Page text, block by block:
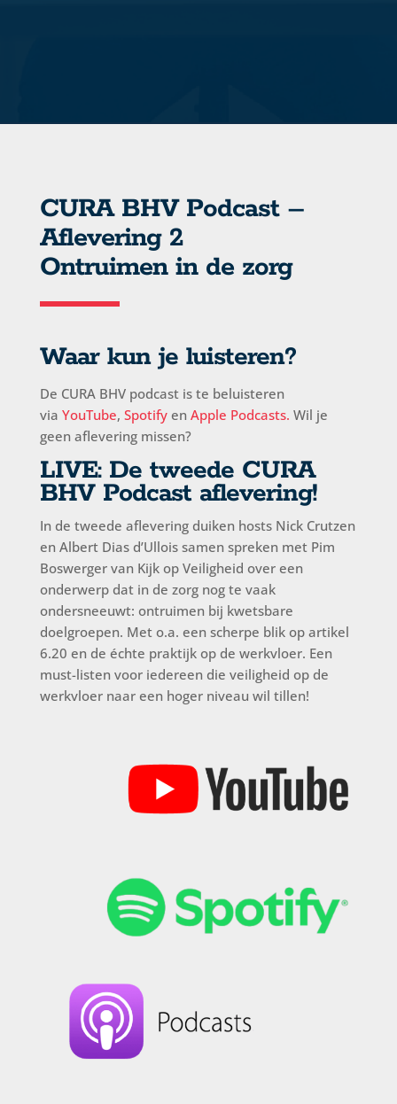
CURA BHV Podcast –
Aflevering 2
Ontruimen in de zorg
Waar kun je luisteren?
De CURA BHV podcastis te beluisteren
via YouTube, Spotifyen Apple Podcasts. Wil je
geen aflevering missen?
LIVE: De tweede CURA
BHV Podcast aflevering!
In de tweede aflevering duiken hosts Nick Crutzen
en Albert Dias d’Ullois samen spreken met Pim
Boswerger van Kijk op Veiligheid over een
onderwerp dat in de zorg nog te vaak
ondersneeuwt: ontruimen bij kwetsbare
doelgroepen. Met o.a. een scherpe blik op artikel
6.20 en de échte praktijk op de werkvloer. Een
must-listen voor iedereen die veiligheid op de
werkvloer naar een hoger niveau wil tillen!